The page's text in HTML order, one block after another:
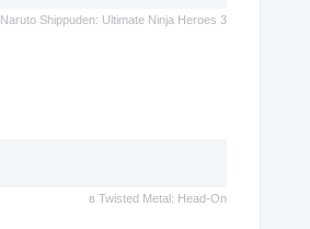
Naruto Shippuden: Ultimate Ninja Heroes 3
вTwisted Metal: Head-On